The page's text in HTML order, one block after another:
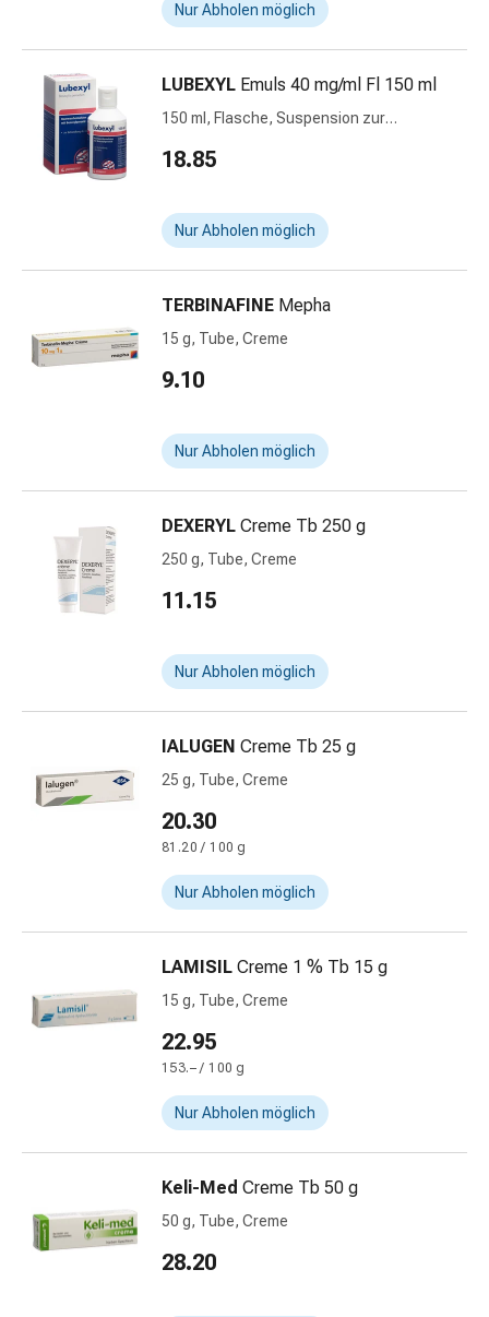
Heuschnupfen
Antiallergika
Nase
Magen-
Darm
Magenbrennen
Übelkeit
Erbrechen
Verdauung,
Blähungen
Verstopfung
Medizinische
Hautpflege
Ekzeme
Juckreiz
Hühneraugen
Nagel-
Narbenbehandlung
Trockene
Haut
Krankhaftes
Schwitzen
Unreine
Fieberblasen
Hautausschlag
Akne
Naturmittel
Bachblütentherapie
Pflanzenknospen
Homöopathie
Salz
Spagyrika
Anthroposophika
Nur Abholen möglich
LUBEXYL Emuls 40 mg/ml Fl 150 ml
150 ml, Flasche, Suspension zur
18.85
Nur Abholen möglich
TERBINAFINE Mepha
15 g, Tube, Creme
9.10
Nur Abholen möglich
DEXERYL Creme Tb 250 g
250 g, Tube, Creme
11.15
Nur Abholen möglich
IALUGEN Creme Tb 25 g
25 g, Tube, Creme
20.30
81.20 / 100 g
Nur Abholen möglich
LAMISIL Creme 1 % Tb 15 g
15 g, Tube, Creme
22.95
153.– / 100 g
Nur Abholen möglich
Keli-Med Creme Tb 50 g
50 g, Tube, Creme
28.20